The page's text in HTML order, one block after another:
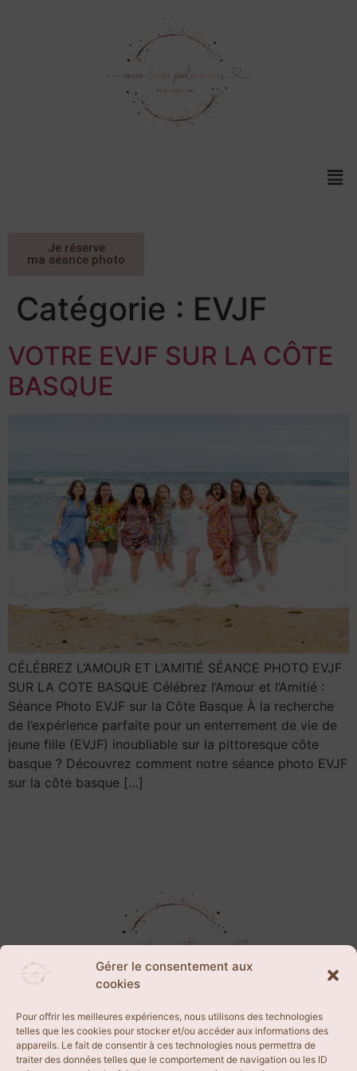
Gérer le consentement aux
cookies
Pour offrir les meilleures expériences, nous utilisons des technologies
telles que les cookies pour stocker et/ou accéder aux informations des
appareils. Le fait de consentir à ces technologies nous permettra de
traiter des données telles que le comportement de navigation ou les ID
Je réserve
ma séance photo
Catégorie : EVJF
VOTRE EVJF SUR LA CÔTE
BASQUE
CÉLÉBREZ L’AMOUR ET L’AMITIÉ SÉANCE PHOTO EVJF
SUR LA COTE BASQUE Célébrez l’Amour et l’Amitié :
Séance Photo EVJF sur la Côte Basque À la recherche
de l’expérience parfaite pour un enterrement de vie de
jeune fille (EVJF) inoubliable sur la pittoresque côte
basque ? Découvrez comment notre séance photo EVJF
sur la côte basque […]
CGV